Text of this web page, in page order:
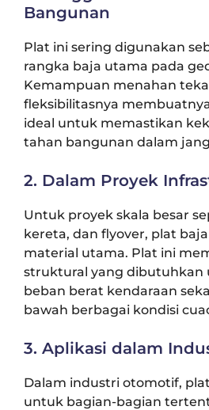
Bangunan
Plat ini sering digunakan
rangka baja utama pada
Kemampuan menahan
fleksibilitasnya
ideal untuk memastikan
tahan bangunan dalam
2. Dalam Proyek
Untuk proyek skala besar
kereta, dan flyover, plat
material utama. Plat ini
struktural yang dibutuhkan
beban berat kendaraan
bawah berbagai kondisi
3. Aplikasi dalam
Dalam industri otomotif,
untuk bagian-bagian